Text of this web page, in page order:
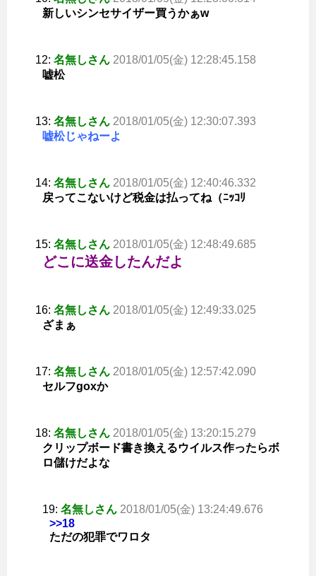
新しいシンセサイザー買うかぁw
12: 名無しさん 2018/01/05(金) 12:28:45.158
嘘松
13: 名無しさん 2018/01/05(金) 12:30:07.393
嘘松じゃねーよ
14: 名無しさん 2018/01/05(金) 12:40:46.332
戻ってこないけど税金は払ってね（ﾆｯｺﾘ
15: 名無しさん 2018/01/05(金) 12:48:49.685
どこに送金したんだよ
16: 名無しさん 2018/01/05(金) 12:49:33.025
ざまぁ
17: 名無しさん 2018/01/05(金) 12:57:42.090
セルフgoxか
18: 名無しさん 2018/01/05(金) 13:20:15.279
クリップボード書き換えるウイルス作ったらボ
ロ儲けだよな
19: 名無しさん 2018/01/05(金) 13:24:49.676
>>18
ただの犯罪でワロタ